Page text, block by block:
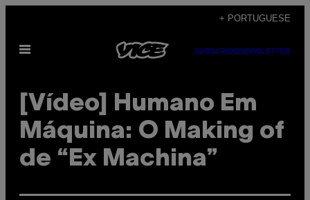
content
+ PORTUGUESE
Open
SUBSCRIBENEWSLETTER
[Vídeo] Humano Em
Máquina: O Making of
de “Ex Machina”